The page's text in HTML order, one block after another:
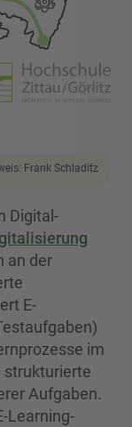
Frank Schladitz
Digital-
an der
E-
im
strukturierte
Aufgaben.
Learning-